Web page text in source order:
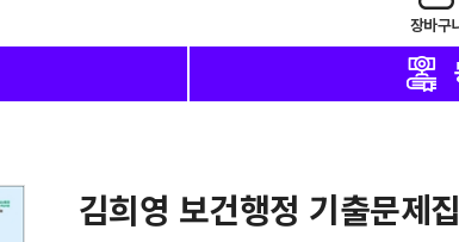
김희영 보건행정 기출문제집